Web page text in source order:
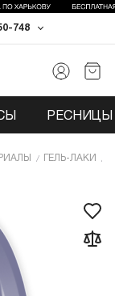
748
РЕСНИЦЫ
ГЕЛЬ-ЛАКИ